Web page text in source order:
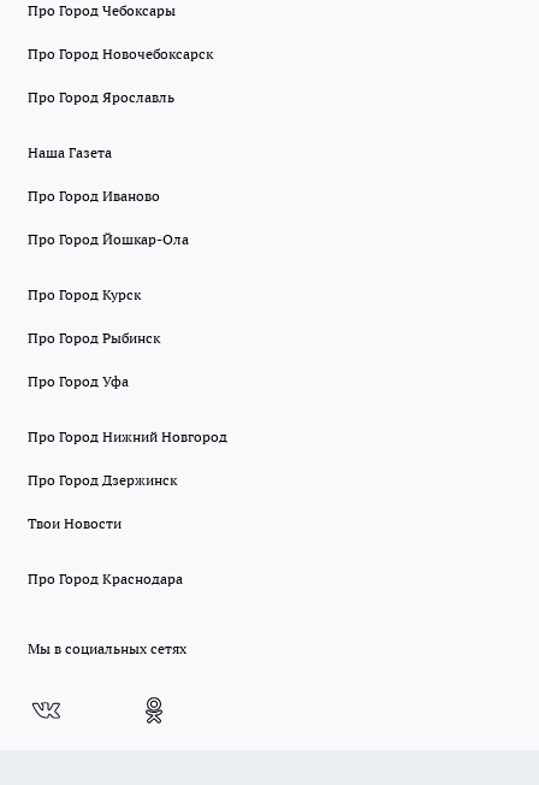
Про Город Чебоксары
Про Город Новочебоксарск
Про Город Ярославль
Наша Газета
Про Город Иваново
Про Город Йошкар-Ола
Про Город Курск
Про Город Рыбинск
Про Город Уфа
Про Город Нижний Новгород
Про Город Дзержинск
Твои Новости
Про Город Краснодара
Мы в социальных сетях